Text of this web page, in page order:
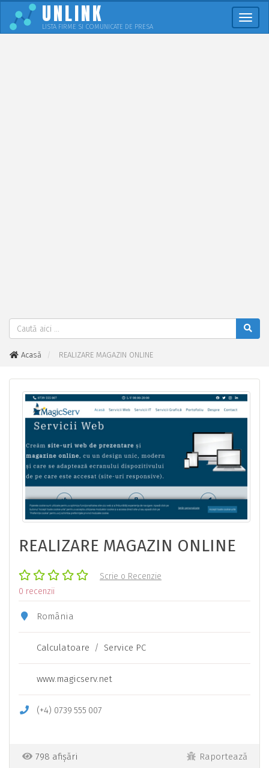
UNLINK
LISTA FIRME SI COMUNICATE DE PRESA
Acasă REALIZARE MAGAZIN ONLINE
REALIZARE MAGAZIN ONLINE
Scrie o Recenzie
0 recenzii
România
Calculatoare / Service PC
www.magicserv.net
(+4) 0739 555 007
798 afișări Raportează